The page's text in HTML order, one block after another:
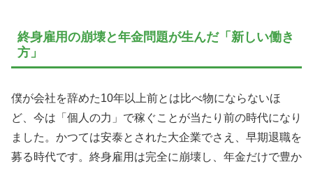
終身雇用の崩壊と年金問題が生んだ「新しい働き
方」
僕が会社を辞めた10年以上前とは比べ物にならないほ
ど、今は「個人の力」で稼ぐことが当たり前の時代になり
ました。かつては安泰とされた大企業でさえ、早期退職を
募る時代です。終身雇用は完全に崩壊し、年金だけで豊か